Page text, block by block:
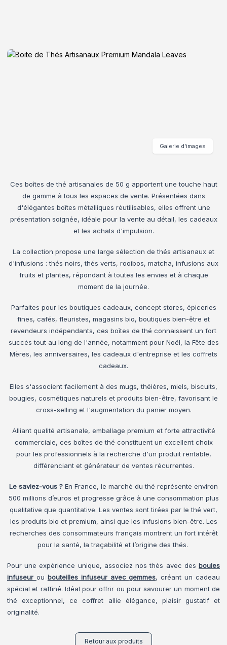
Ces boîtes de thé artisanales de 50 g apportent une touche haut
de gamme à tous les espaces de vente. Présentées dans
d'élégantes boîtes métalliques réutilisables, elles offrent une
présentation soignée, idéale pour la vente au détail, les cadeaux
et les achats d'impulsion.
La collection propose une large sélection de thés artisanaux et
d'infusions : thés noirs, thés verts, rooibos, matcha, infusions aux
fruits et plantes, répondant à toutes les envies et à chaque
moment de la journée.
Parfaites pour les boutiques cadeaux, concept stores, épiceries
fines, cafés, fleuristes, magasins bio, boutiques bien-être et
revendeurs indépendants, ces boîtes de thé connaissent un fort
succès tout au long de l'année, notamment pour Noël, la Fête des
Mères, les anniversaires, les cadeaux d'entreprise et les coffrets
cadeaux.
Elles s'associent facilement à des mugs, théières, miels, biscuits,
bougies, cosmétiques naturels et produits bien-être, favorisant le
cross-selling et l'augmentation du panier moyen.
Alliant qualité artisanale, emballage premium et forte attractivité
commerciale, ces boîtes de thé constituent un excellent choix
pour les professionnels à la recherche d'un produit rentable,
différenciant et générateur de ventes récurrentes.
Le saviez-vous ? En France, le marché du thé représente environ
500 millions d’euros et progresse grâce à une consommation plus
qualitative que quantitative. Les ventes sont tirées par le thé vert,
les produits bio et premium, ainsi que les infusions bien-être. Les
recherches des consommateurs français montrent un fort intérêt
pour la santé, la traçabilité et l’origine des thés.
Pour une expérience unique, associez nos thés avec des boules
infuseur ou bouteilles infuseur avec gemmes, créant un cadeau
spécial et raffiné. Idéal pour offrir ou pour savourer un moment de
thé exceptionnel, ce coffret allie élégance, plaisir gustatif et
originalité.
Retour aux produits
Galerie d’images